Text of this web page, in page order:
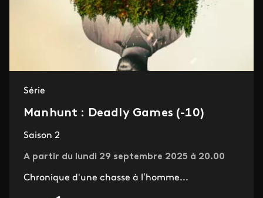
Série
Manhunt : Deadly Games (-10)
Saison 2
A partir du lundi 29 septembre 2025 à 20.00
Chronique d'une chasse à l’homme...